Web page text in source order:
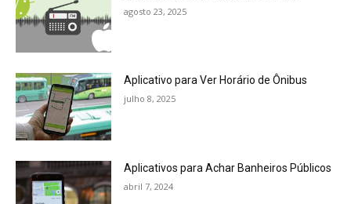
agosto 23, 2025
Aplicativo para Ver Horário de Ônibus
julho 8, 2025
Aplicativos para Achar Banheiros Públicos
abril 7, 2024